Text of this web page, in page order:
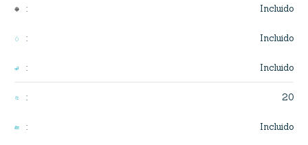
: Incluido
: Incluido
: Incluido
: 20
: Incluido